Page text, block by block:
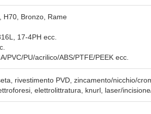
H70, Bronzo, Rame
17-4PH ecc.
PVC/PU/acrilico/ABS/PTFE/PEEK ecc.
rivestimento PVD, zincamento/nicchio/
elettrolittratura, knurl, laser/